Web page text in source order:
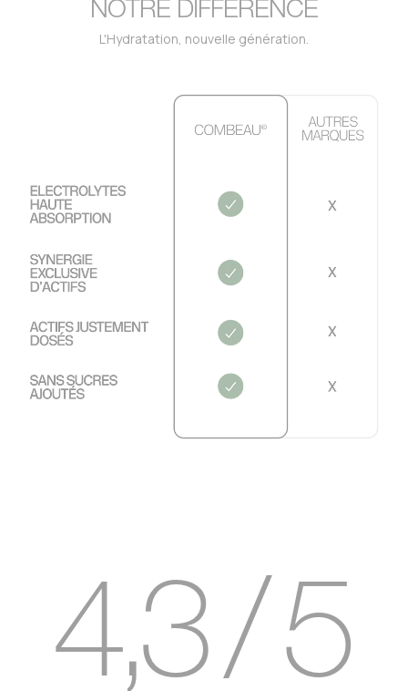
NOTRE DIFFÉRENCE
L'Hydratation, nouvelle génération.
4,3 / 5